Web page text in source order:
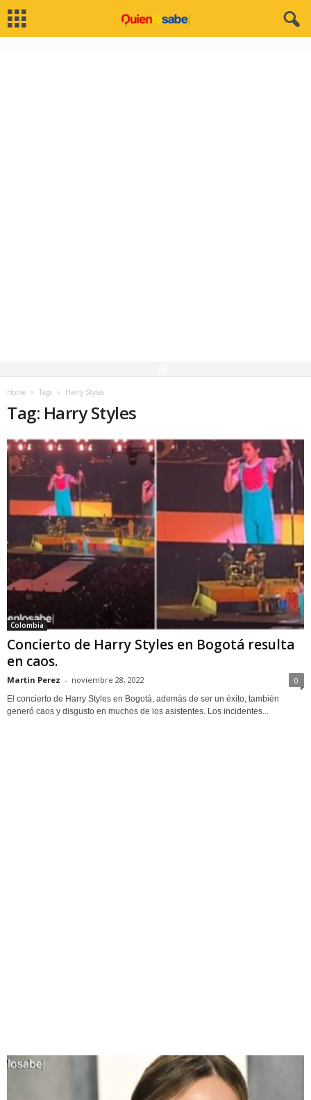
Home Tags Harry Styles
Tag: Harry Styles
Colombia
Concierto de Harry Styles en Bogotá resulta
en caos.
Martin Perez - noviembre 28, 2022 0
El concierto de Harry Styles en Bogotá, además de ser un éxito, también
generó caos y disgusto en muchos de los asistentes. Los incidentes...